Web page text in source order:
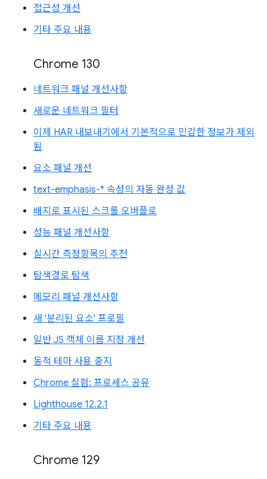
접근성 개선
기타 주요 내용
Chrome 130
네트워크 패널 개선사항
새로운 네트워크 필터
이제 HAR 내보내기에서 기본적으로 민감한 정보가 제외
됨
요소 패널 개선
text-emphasis-* 속성의 자동 완성 값
배지로 표시된 스크롤 오버플로
성능 패널 개선사항
실시간 측정항목의 추천
탐색경로 탐색
메모리 패널 개선사항
새 '분리된 요소' 프로필
일반 JS 객체 이름 지정 개선
동적 테마 사용 중지
Chrome 실험: 프로세스 공유
Lighthouse 12.2.1
기타 주요 내용
Chrome 129